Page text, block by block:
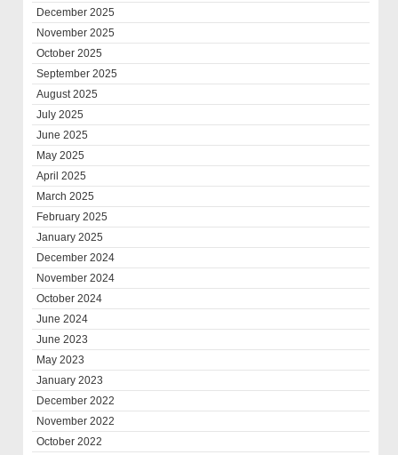
December 2025
November 2025
October 2025
September 2025
August 2025
July 2025
June 2025
May 2025
April 2025
March 2025
February 2025
January 2025
December 2024
November 2024
October 2024
June 2024
June 2023
May 2023
January 2023
December 2022
November 2022
October 2022